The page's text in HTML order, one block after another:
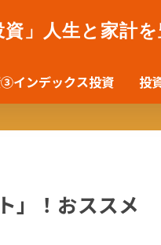
資」人生と家計
インデックス投資 投
」！おススメ